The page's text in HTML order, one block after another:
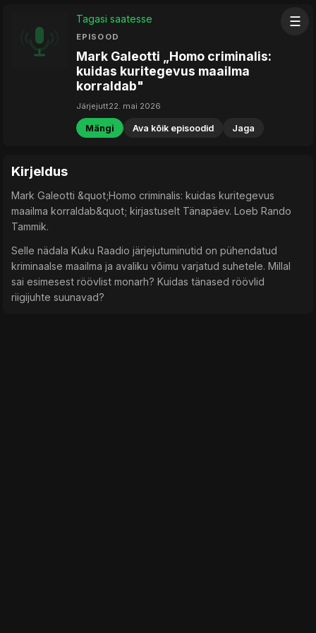
☰
Tagasi saatesse
EPISOOD
Mark Galeotti „Homo criminalis:
kuidas kuritegevus maailma
korraldab"
Järjejutt22. mai 2026
Mängi Ava kõik episoodid Jaga
Kirjeldus
Mark Galeotti &quot;Homo criminalis: kuidas kuritegevus
maailma korraldab&quot; kirjastuselt Tänapäev. Loeb Rando
Tammik.
Selle nädala Kuku Raadio järjejutuminutid on pühendatud
kriminaalse maailma ja avaliku võimu varjatud suhetele. Millal
sai esimesest röövlist monarh? Kuidas tänased röövlid
riigijuhte suunavad?